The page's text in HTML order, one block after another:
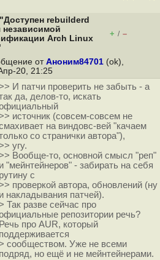
"Доступен rebuilderd
независимой
Arch Linux
+ / –
от Аноним84701 (ok),
20, 21:25
И патчи проверить не забыть - а
да, делов-то, искать
источник (совсем-совсем не
на виндовс-вей "качаем
со странички автора"),
угу.
Вообще-то, основной смысл "реп"
и "мейнтейнеров" - забирать на себя
рутину с
проверкой автора, обновлений (ну
и накладывания патчей).
Так разве сейчас про
репозитории речь?
Речь про AUR, который
поддерживается
сообществом. Уже не всеми
подряд, но ещё и не мейнтейнерами.